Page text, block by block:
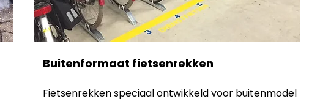
Buitenformaat fietsenrekken
Fietsenrekken speciaal ontwikkeld voor buitenmodel